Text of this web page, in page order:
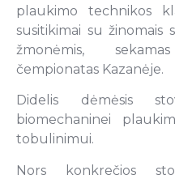
plaukimo technikos
susitikimai su žinomais
žmonėmis,
čempionatas Kazanėje.
Didelis dėmėsis
biomechaninei
tobulinimui.
Nors konkrečios